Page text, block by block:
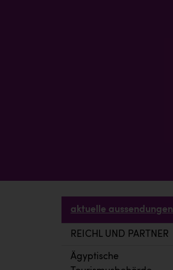
aktuelle aussendungen
REICHL UND PARTNER
Ägyptische